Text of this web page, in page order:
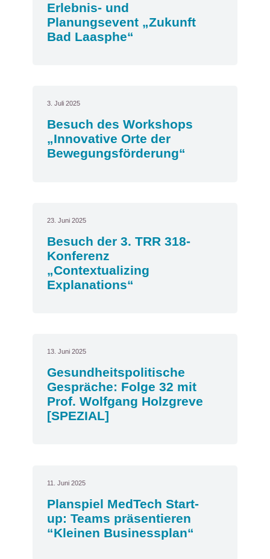
Erlebnis- und
Planungsevent „Zukunft
Bad Laasphe“
3. Juli 2025
Besuch des Workshops
„Innovative Orte der
Bewegungsförderung“
23. Juni 2025
Besuch der 3. TRR 318-
Konferenz
„Contextualizing
Explanations“
13. Juni 2025
Gesundheitspolitische
Gespräche: Folge 32 mit
Prof. Wolfgang Holzgreve
[SPEZIAL]
11. Juni 2025
Planspiel MedTech Start-
up: Teams präsentieren
“Kleinen Businessplan“